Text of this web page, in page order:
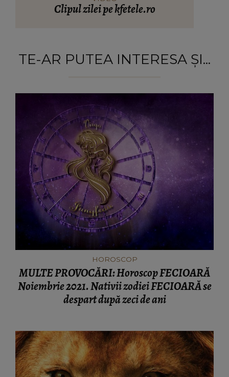
Clipul zilei pe kfetele.ro
TE-AR PUTEA INTERESA ȘI...
HOROSCOP
MULTE PROVOCĂRI: Horoscop FECIOARĂ
Noiembrie 2021. Nativii zodiei FECIOARĂ se
despart după zeci de ani